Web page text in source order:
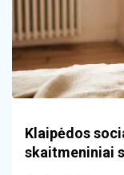
Klaipėdos
skaitmeniniai